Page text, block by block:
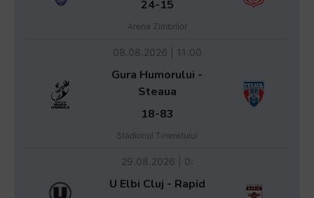
24-15
Arena Zimbrilor
08.08.2026 | 11:00
Gura Humorului -
Steaua
18-83
Stadionul Tineretului
29.08.2026 | 0:
U Elbi Cluj - Rapid